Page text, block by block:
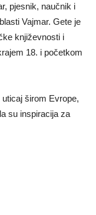
pjesnik, naučnik i
Vajmar. Gete je
književnosti i
18. i početkom
uticaj širom Evrope,
su inspiracija za